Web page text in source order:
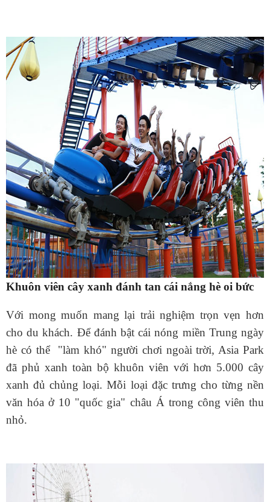
Khuôn viên cây xanh đánh tan cái nắng hè oi bức
Với mong muốn mang lại trải nghiệm trọn vẹn hơn
cho du khách. Để đánh bật cái nóng miền Trung ngày
hè có thể "làm khó" người chơi ngoài trời, Asia Park
đã phủ xanh toàn bộ khuôn viên với hơn 5.000 cây
xanh đủ chủng loại. Mỗi loại đặc trưng cho từng nền
văn hóa ở 10 "quốc gia" châu Á trong công viên thu
nhỏ.